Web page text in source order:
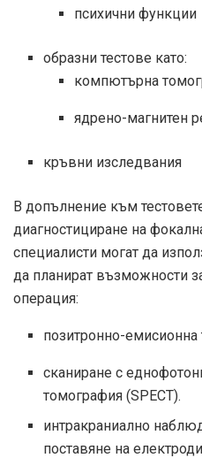
психични функции
образни тестове като:
компютърна
ядрено-магнитен
кръвни изследвания
В допълнение към
диагностициране на
специалисти могат да
да планират възможности
операция:
позитронно-емисионна
сканиране с
томография (SPECT).
интракраниално
поставяне на